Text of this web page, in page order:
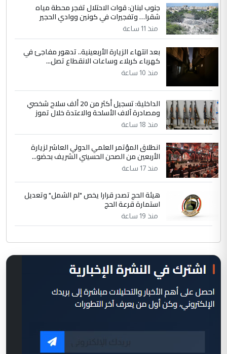
جنوب لبنان: قوات الاحتلال تفجر محطة مياه
شقرا… وتفجيرات في كونين ووادي الحجير
منذ 11 ساعة
بعد انتهاء الزيارة الأربعينية.. تدهور مفاجئ في
كهرباء كربلاء وساعات الانقطاع تصل...
منذ 10 ساعة
الداخلية: تسجيل أكثر من 20 ألف سلاح شخصي
ومصادرة آلاف الأسلحة والاعتدة خلال تموز
منذ 18 ساعة
انطلاق المؤتمر العلمي الدولي العاشر لزيارة
الأربعين من الصحن الحسيني الشريف بحضو...
منذ 17 ساعة
هيئة الحج تصدر قرارا يخص "لم الشمل" وتعديل
استمارة قرعة الحج
منذ 19 ساعة